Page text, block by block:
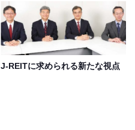
J-REITに求められる新たな視点